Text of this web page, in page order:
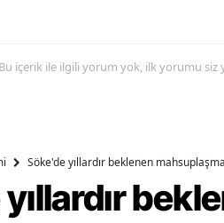
içerik ile ilgili yorum yok, ilk yorumu siz
Söke'de yıllardır beklenen